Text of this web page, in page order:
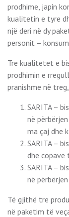
prodhime, japin
kualitetin e tyre
një deri në dy
personit –
Tre kualitetet e
prodhimin e
pranishme në
SARITA –
në
ma çaj dhe
SARITA –
dhe copave
SARITA –
në
Të gjithë tre
në paketim të